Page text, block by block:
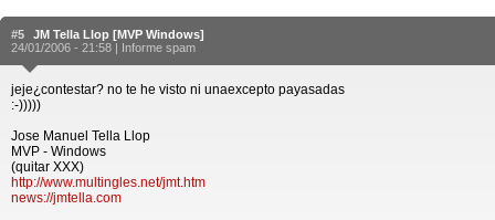
#5
JM Tella Llop [MVP Windows]
24/01/2006 - 21:58 | Informe spam
jeje¿contestar? no te he visto ni unaexcepto payasadas
:-)))))
Jose Manuel Tella Llop
MVP - Windows
(quitar XXX)
http://www.multingles.net/jmt.htm
news://jmtella.com